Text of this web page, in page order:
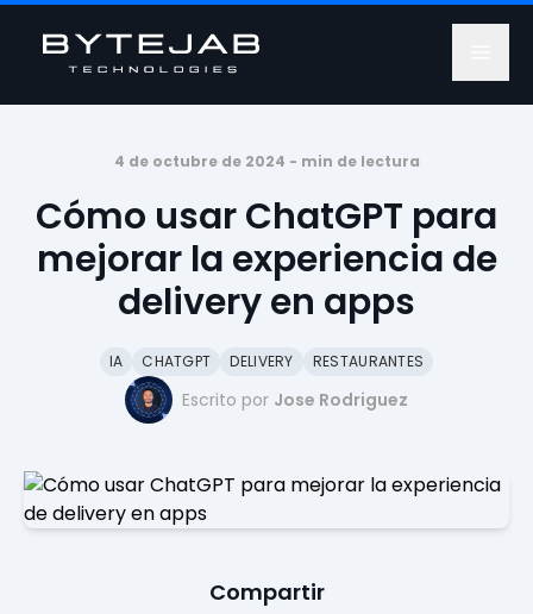
4 de octubre de 2024 - min de lectura
Cómo usar ChatGPT para
mejorar la experiencia de
delivery en apps
IA CHATGPT DELIVERY RESTAURANTES
Escrito por Jose Rodriguez
Compartir